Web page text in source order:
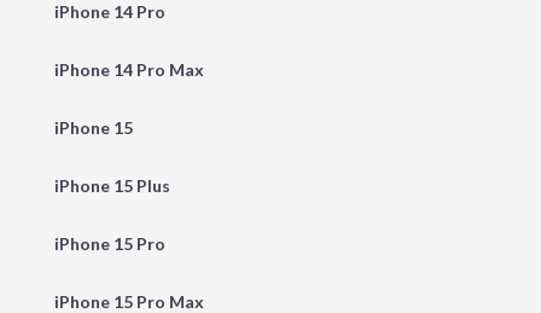
iPhone 14 Pro
iPhone 14 Pro Max
iPhone 15
iPhone 15 Plus
iPhone 15 Pro
iPhone 15 Pro Max